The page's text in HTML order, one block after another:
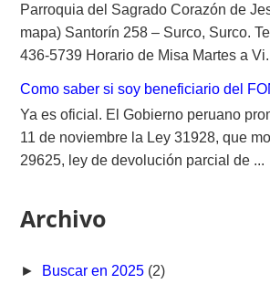
Parroquia del Sagrado Corazón de
mapa) Santorín 258 – Surco, Surco.
436-5739 Horario de Misa Martes a
Como saber si soy beneficiario del
Ya es oficial. El Gobierno peruano
11 de noviembre la Ley 31928, que
29625, ley de devolución parcial de ...
Archivo
► Buscar en 2025 (2)